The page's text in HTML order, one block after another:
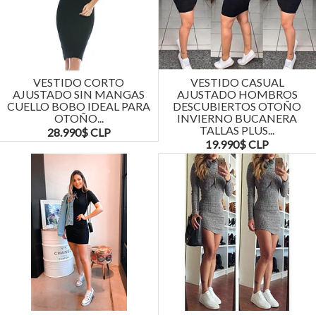
VESTIDO CORTO
AJUSTADO SIN MANGAS
CUELLO BOBO IDEAL PARA
OTOÑO...
28.990$ CLP
VESTIDO CASUAL
AJUSTADO HOMBROS
DESCUBIERTOS OTOÑO
INVIERNO BUCANERA
TALLAS PLUS...
19.990$ CLP